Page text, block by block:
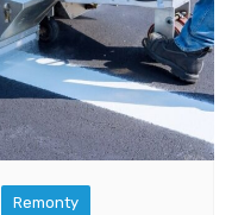
Remonty